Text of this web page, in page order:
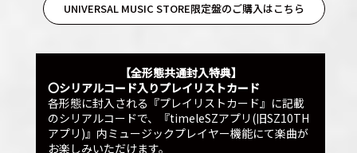
UNIVERSAL MUSIC STORE限定盤のご購入はこちら
【全形態共通封入特典】
〇シリアルコード入りプレイリストカード
各形態に封入される『プレイリストカード』に記載
のシリアルコードで、『timeleSZアプリ(旧SZ10TH
アプリ)』内ミュージックプレイヤー機能にて楽曲が
お楽しみいただけます。